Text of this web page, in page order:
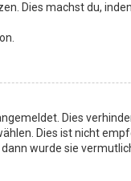
Dies machst du,
Dies
Dies ist nicht
wurde sie